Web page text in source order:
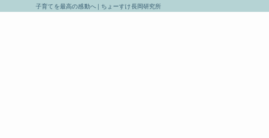
子育てを最高の感動へ | ちょーすけ長岡研究所